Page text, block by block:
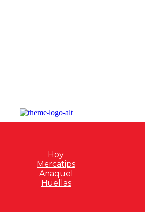
Hoy
Mercatips
Anaquel
Huellas